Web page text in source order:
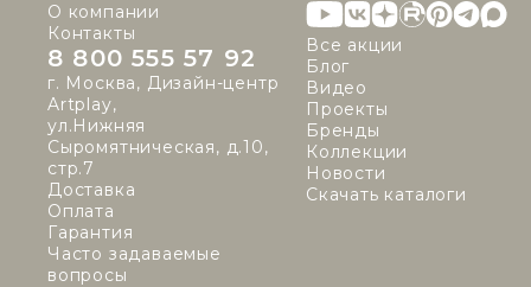
О компании
Контакты
8 800 555 57 92
г. Москва, Дизайн-центр
Artplay,
ул.Нижняя
Сыромятническая, д.10,
стр.7
Доставка
Оплата
Гарантия
Часто задаваемые
вопросы
Все акции
Блог
Видео
Проекты
Бренды
Коллекции
Новости
Скачать каталоги